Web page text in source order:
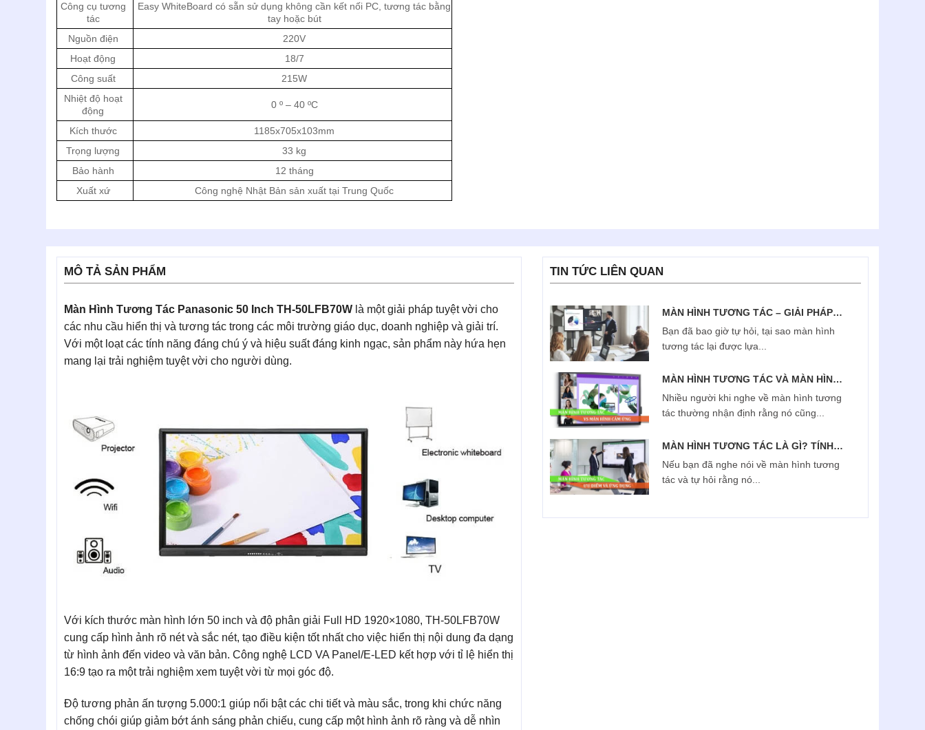
Công cụ tương
tác
Easy WhiteBoard có sẵn sử dụng không cần kết nối PC, tương tác bằng
tay hoặc bút
Nguồn điện
220V
Hoạt động
18/7
Công suất
215W
Nhiệt độ hoạt
động
0 º – 40 ºC
Kích thước
1185x705x103mm
Trọng lượng
33 kg
Bảo hành
12 tháng
Xuất xứ
Công nghệ Nhật Bản sản xuất tại Trung Quốc
MÔ TẢ SẢN PHẨM
Màn Hình Tương Tác Panasonic 50 Inch TH-50LFB70W là một giải pháp tuyệt vời cho
các nhu cầu hiển thị và tương tác trong các môi trường giáo dục, doanh nghiệp và giải trí.
Với một loạt các tính năng đáng chú ý và hiệu suất đáng kinh ngạc, sản phẩm này hứa hẹn
mang lại trải nghiệm tuyệt vời cho người dùng.
Với kích thước màn hình lớn 50 inch và độ phân giải Full HD 1920×1080, TH-50LFB70W
cung cấp hình ảnh rõ nét và sắc nét, tạo điều kiện tốt nhất cho việc hiển thị nội dung đa dạng
từ hình ảnh đến video và văn bản. Công nghệ LCD VA Panel/E-LED kết hợp với tỉ lệ hiển thị
16:9 tạo ra một trải nghiệm xem tuyệt vời từ mọi góc độ.
Độ tương phản ấn tượng 5.000:1 giúp nổi bật các chi tiết và màu sắc, trong khi chức năng
chống chói giúp giảm bớt ánh sáng phản chiếu, cung cấp một hình ảnh rõ ràng và dễ nhìn
TIN TỨC LIÊN QUAN
MÀN HÌNH TƯƠNG TÁC – GIẢI PHÁP
Bạn đã bao giờ tự hỏi, tại sao màn hình
tương tác lại được lựa...
MÀN HÌNH TƯƠNG TÁC VÀ MÀN HÌNH
CẢM ỨNG THÔNG THƯỜNG KHÁC GÌ
NHAU?
Nhiều người khi nghe về màn hình tương
tác thường nhận định rằng nó cũng...
MÀN HÌNH TƯƠNG TÁC LÀ GÌ? TÍNH
NĂNG NỔI BẬT VÀ ỨNG DỤNG CỦA NÓ
Nếu bạn đã nghe nói về màn hình tương
tác và tự hỏi rằng nó...